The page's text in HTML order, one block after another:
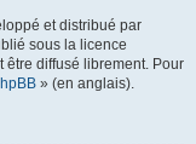
et distribué par
sous la licence
être diffusé librement. Pour
» (en anglais).